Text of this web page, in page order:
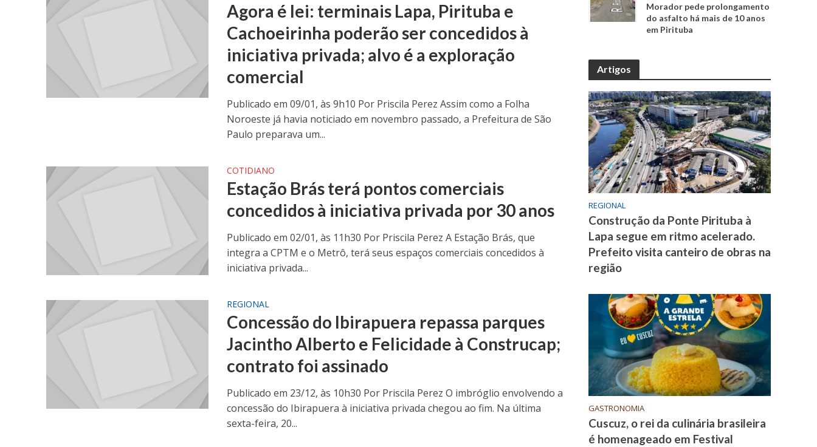
Agora é lei: terminais Lapa, Pirituba e
Cachoeirinha poderão ser concedidos à
iniciativa privada; alvo é a exploração
comercial
Publicado em 09/01, às 9h10 Por Priscila Perez Assim como a Folha
Noroeste já havia noticiado em novembro passado, a Prefeitura de São
Paulo preparava um...
COTIDIANO
Estação Brás terá pontos comerciais
concedidos à iniciativa privada por 30 anos
Publicado em 02/01, às 11h30 Por Priscila Perez A Estação Brás, que
integra a CPTM e o Metrô, terá seus espaços comerciais concedidos à
iniciativa privada...
REGIONAL
Concessão do Ibirapuera repassa parques
Jacintho Alberto e Felicidade à Construcap;
contrato foi assinado
Publicado em 23/12, às 10h30 Por Priscila Perez O imbróglio envolvendo a
concessão do Ibirapuera à iniciativa privada chegou ao fim. Na última
sexta-feira, 20...
Morador pede prolongamento
do asfalto há mais de 10 anos
em Pirituba
Artigos
REGIONAL
Construção da Ponte Pirituba à
Lapa segue em ritmo acelerado.
Prefeito visita canteiro de obras na
região
GASTRONOMIA
Cuscuz, o rei da culinária brasileira
é homenageado em Festival